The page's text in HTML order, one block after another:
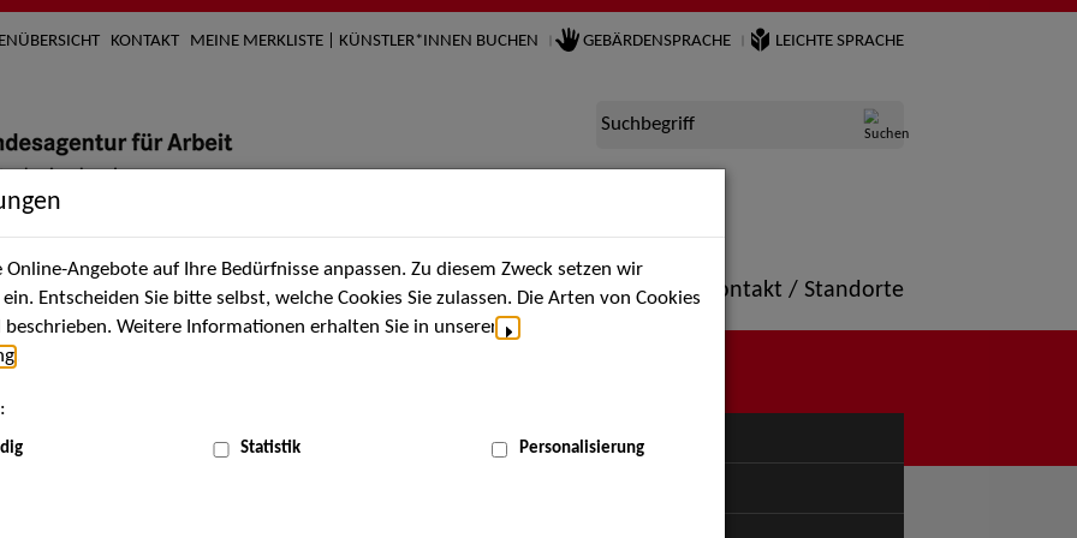
KONTAKT MEINE MERKLISTE | KÜNSTLER*INNEN BUCHEN GEBÄRDENSPRACHE LEICHTE SPRACHE
Suchbegriff
Künstler*innen Über uns Aktuelles Termine Portfolio Kontakt / Standorte
MENÜ
Angebote auf Ihre Bedürfnisse anpassen. Zu diesem Zweck setzen wir
Entscheiden Sie bitte selbst, welche Cookies Sie zulassen. Die Arten von Cookies
Weitere Informationen erhalten Sie in unserer
Statistik Personalisierung